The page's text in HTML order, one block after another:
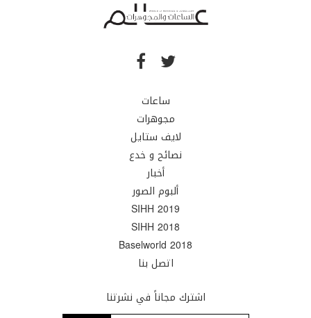
ساعات
مجوهرات
لايف ستايل
نصائح و خدع
أخبار
ألبوم الصور
SIHH 2019
SIHH 2018
Baselworld 2018
اتصل بنا
اشترك مجاناً في نشرتنا